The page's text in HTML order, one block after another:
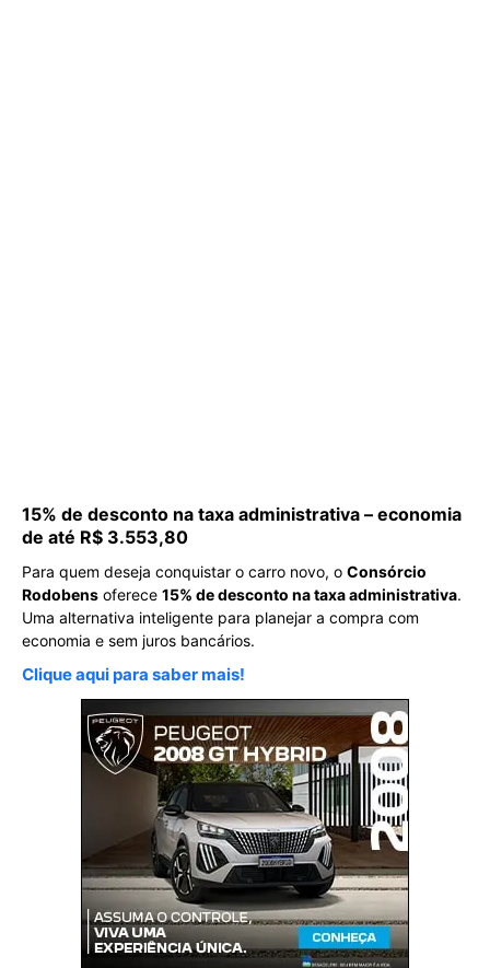
15% de desconto na taxa administrativa – economia
de até R$ 3.553,80
Para quem deseja conquistar o carro novo, o Consórcio
Rodobens oferece 15% de desconto na taxa administrativa.
Uma alternativa inteligente para planejar a compra com
economia e sem juros bancários.
Clique aqui para saber mais!